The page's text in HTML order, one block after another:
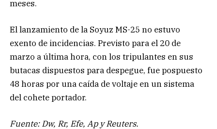
meses.
El lanzamiento de la Soyuz MS-25 no estuvo
exento de incidencias. Previsto para el 20 de
marzo a última hora, con los tripulantes en sus
butacas dispuestos para despegue, fue pospuesto
48 horas por una caída de voltaje en un sistema
del cohete portador.
Fuente: Dw, Rr, Efe, Ap y Reuters.